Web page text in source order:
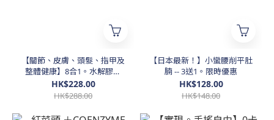
【關節、皮膚、頭髮、指甲及
整體健康】8合1。水解膠原
蛋白粉。1磅大包裝＝ 41天份
量
HK$228.00
HK$288.00
【日本最新！】小蠻腰削平肚
腩 -- 3送1。限時優惠
HK$128.00
HK$148.00